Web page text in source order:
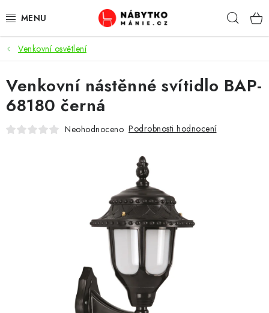
na
OBÝVACÍ POKOJ
KUCHYŇ A JÍDELNA
LOŽNICE
CHOVATELSKÉ POTŘEBY
DOPLŇKY A DEKORACE
Venkovní osvětlení
Venkovní nástěnné svítidlo BAP-
68180 černá
Neohodnoceno Podrobnosti hodnocení